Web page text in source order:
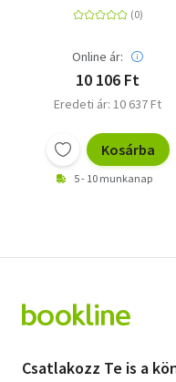
Online ár:
10 106 Ft
Eredeti ár: 10 637 Ft
Kosárba
5 - 10 munkanap
Csatlakozz Te is a